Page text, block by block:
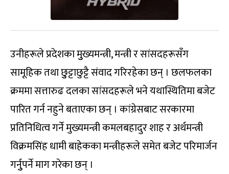
उनीहरूले प्रदेशका मुुख्यमन्त्री, मन्त्री र सांसदहरूसँग
सामूहिक तथा छुुट्टाछुट्टै संवाद गरिरहेका छन् । छलफलका
क्रममा सत्तारुढ दलका सांसदहरूले भने यथास्थितिमा बजेट
पारित गर्न नहुने बताएका छन् । कांग्रेसबाट सरकारमा
प्रतिनिधित्व गर्ने मुख्यमन्त्री कमलबहादुर शाह र अर्थमन्त्री
विक्रमसिंह धामी बाहेकका मन्त्रीहरूले समेत बजेट परिमार्जन
गर्नुुपर्ने माग गरेका छन् ।